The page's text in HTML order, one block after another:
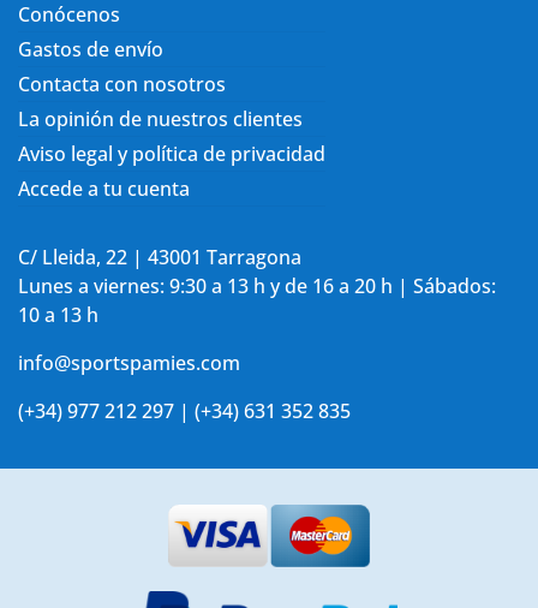
Conócenos
Gastos de envío
Contacta con nosotros
La opinión de nuestros clientes
Aviso legal y política de privacidad
Accede a tu cuenta
C/ Lleida, 22 | 43001 Tarragona
Lunes a viernes: 9:30 a 13 h y de 16 a 20 h | Sábados:
10 a 13 h
info@sportspamies.com
(+34) 977 212 297 | (+34) 631 352 835